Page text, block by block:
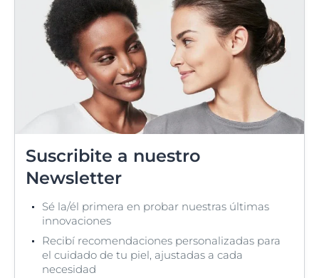
Suscribite a nuestro
Newsletter
Sé la/él primera en probar nuestras últimas
innovaciones
Recibí recomendaciones personalizadas para
el cuidado de tu piel, ajustadas a cada
necesidad